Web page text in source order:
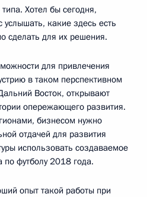
Хотел бы сегодня,
какие здесь есть
сделать для их решения.
для привлечения
в таком перспективном
Восток, открывают
опережающего развития.
бизнесом нужно
отдачей для развития
использовать создаваемое
по футболу 2018 года.
опыт такой работы при